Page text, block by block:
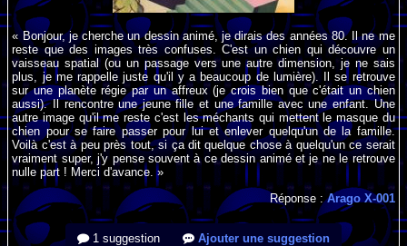
« Bonjour, je cherche un dessin animé, je dirais des années 80. Il ne me
reste que des images très confuses. C'est un chien qui découvre un
vaisseau spatial (ou un passage vers une autre dimension, je ne sais
plus, je me rappelle juste qu'il y a beaucoup de lumière). Il se retrouve
sur une planète régie par un affreux (je crois bien que c'était un chien
aussi). Il rencontre une jeune fille et une famille avec une enfant. Une
autre image qu'il me reste c'est les méchants qui mettent le masque du
chien pour se faire passer pour lui et enlever quelqu'un de la famille.
Voilà c'est à peu près tout, si ça dit quelque chose à quelqu'un ce serait
vraiment super, j'y pense souvent à ce dessin animé et je ne le retrouve
nulle part ! Merci d'avance. »
Réponse :Arago X-001
1 suggestion Ajouter une suggestion